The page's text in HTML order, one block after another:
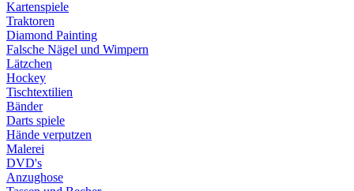
Kartenspiele
Traktoren
Diamond Painting
Falsche Nägel und Wimpern
Lätzchen
Hockey
Tischtextilien
Bänder
Darts spiele
Hände verputzen
Malerei
DVD's
Anzughose